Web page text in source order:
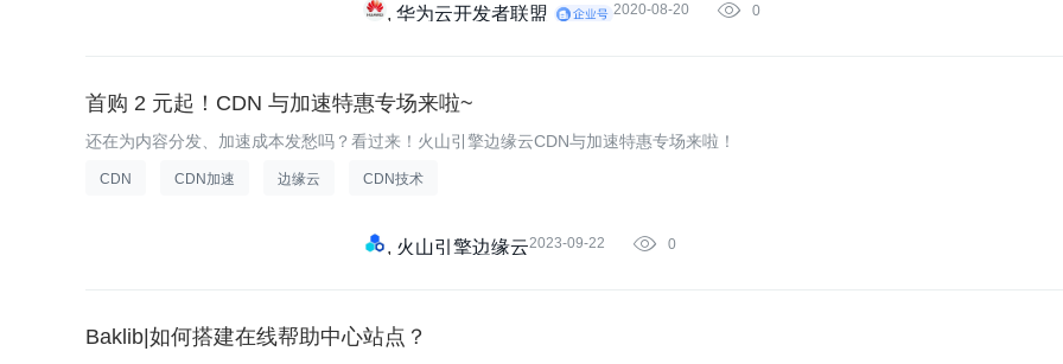
华为云开发者联盟 2020-08-20  0
首购 2 元起！CDN 与加速特惠专场来啦~
还在为内容分发、加速成本发愁吗？看过来！火山引擎边缘云CDN与加速特惠专场来啦！
CDN CDN加速 边缘云 CDN技术
火山引擎边缘云2023-09-22  0
Baklib|如何搭建在线帮助中心站点？